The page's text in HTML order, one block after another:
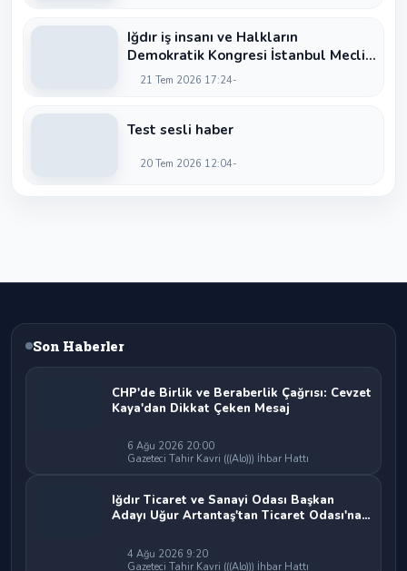
Iğdır iş insanı ve Halkların
Demokratik Kongresi İstanbul Meclis
Üyesi Serhat Kaya’dan Iğdır Tanıtım
21 Tem 2026 17:24
Test sesli haber
20 Tem 2026 12:04
Son Haberler
CHP'de Birlik ve Beraberlik Çağrısı: Cevzet
Kaya'dan Dikkat Çeken Mesaj
6 Ağu 2026 20:00
Gazeteci Tahir Kavri (((Alo))) İhbar Hattı
Iğdır Ticaret ve Sanayi Odası Başkan
Adayı Uğur Artantaş'tan Ticaret Odası'na
Bırakılamaz"
4 Ağu 2026 9:20
Gazeteci Tahir Kavri (((Alo))) İhbar Hattı